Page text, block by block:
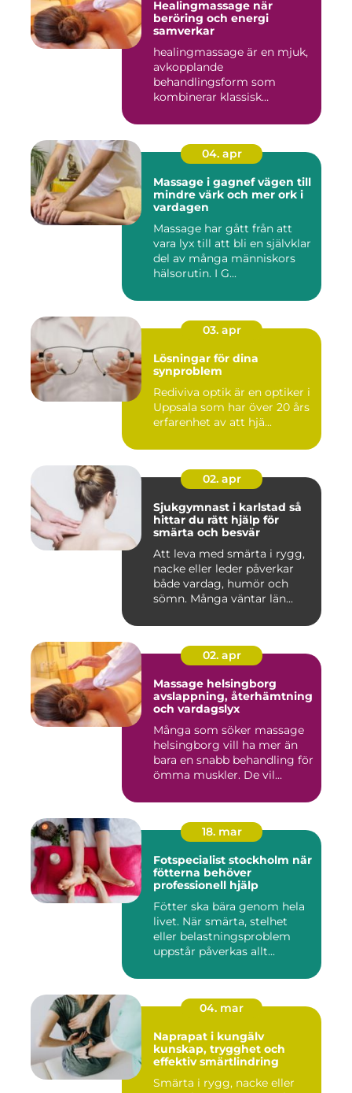
Healingmassage när
beröring och energi
samverkar
healingmassage är en mjuk,
avkopplande
behandlingsform som
kombinerar klassisk
04. apr
Massage i gagnef vägen till
mindre värk och mer ork i
vardagen
Massage har gått från att
vara lyx till att bli en självklar
del av många människors
hälsorutin. I G...
03. apr
Lösningar för dina
synproblem
Rediviva optik är en optiker i
Uppsala som har över 20 års
erfarenhet av att hjä...
02. apr
Sjukgymnast i karlstad så
hittar du rätt hjälp för
smärta och besvär
Att leva med smärta i rygg,
nacke eller leder påverkar
både vardag, humör och
sömn. Många väntar län...
02. apr
Massage helsingborg
avslappning, återhämtning
och vardagslyx
Många som söker massage
helsingborg vill ha mer än
bara en snabb behandling för
ömma muskler. De vil...
18. mar
Fotspecialist stockholm när
fötterna behöver
professionell hjälp
Fötter ska bära genom hela
livet. När smärta, stelhet
eller belastningsproblem
uppstår påverkas allt...
04. mar
Naprapat i kungälv
kunskap, trygghet och
effektiv smärtlindring
Smärta i rygg, nacke eller